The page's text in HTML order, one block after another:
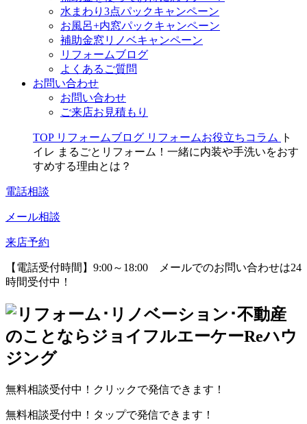
水まわり3点パックキャンペーン
お風呂+内窓パックキャンペーン
補助金窓リノベキャンペーン
リフォームブログ
よくあるご質問
お問い合わせ
お問い合わせ
ご来店お見積もり
TOP リフォームブログ リフォームお役立ちコラム
ト
イレ まるごとリフォーム！一緒に内装や手洗いをおす
すめする理由とは？
電話相談
メール相談
来店予約
【電話受付時間】9:00～18:00
メールでのお問い合わせは24
時間受付中！
無料相談受付中！クリックで発信できます！
無料相談受付中！タップで発信できます！